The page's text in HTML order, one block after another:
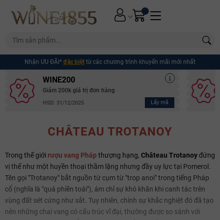
Nhận ƯU ĐÃI* đặc biệt từ các chương trình khuyến mãi mới nhất
WINE200
Giảm 200k giá trị đơn hàng
HSD: 31/12/2025 Lấy mã
CHÂTEAU TROTANOY
Trong thế giới rượu vang Phápthượng hạng, Château Trotanoyđứng
vị thế như một huyền thoại thầm lặng nhưng đầy uy lực tại Pomerol.
Tên gọi "Trotanoy" bắt nguồn từ cụm từ "trop anoi" trong tiếng Pháp
cổ (nghĩa là "quá phiền toái"), ám chỉ sự khó khăn khi canh tác trên
vùng đất sét cứng như sắt. Tuy nhiên, chính sự khắc nghiệt đó đã tạo
nên những chai vang có cấu trúc vĩ đại, thường được so sánh với